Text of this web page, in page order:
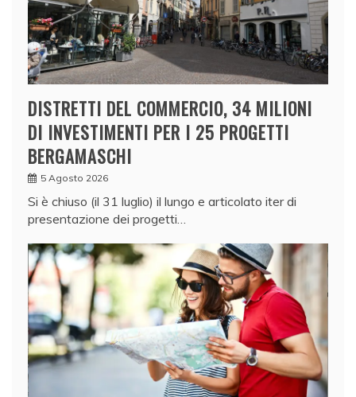
DISTRETTI DEL COMMERCIO, 34 MILIONI
DI INVESTIMENTI PER I 25 PROGETTI
BERGAMASCHI
5 Agosto 2026
Si è chiuso (il 31 luglio) il lungo e articolato iter di
presentazione dei progetti…